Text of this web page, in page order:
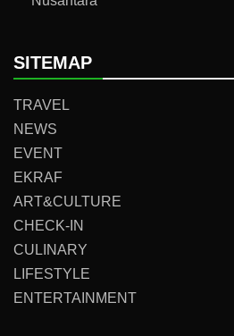
SITEMAP
TRAVEL
NEWS
EVENT
EKRAF
ART&CULTURE
CHECK-IN
CULINARY
LIFESTYLE
ENTERTAINMENT